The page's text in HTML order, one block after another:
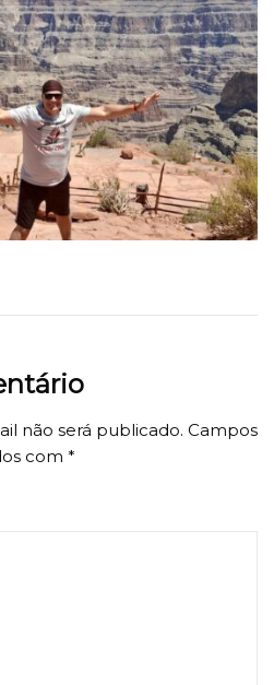
não será publicado. Campos
com *